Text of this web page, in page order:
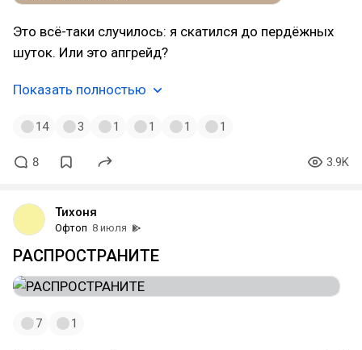
Это всё-таки случилось: я скатился до пердёжных
шуток. Или это апгрейд?
Показать полностью
14 3 1 1 1 1
8 3.9K
Тихоня
Офтоп 8 июля
РАСПРОСТРАНИТЕ
7 1